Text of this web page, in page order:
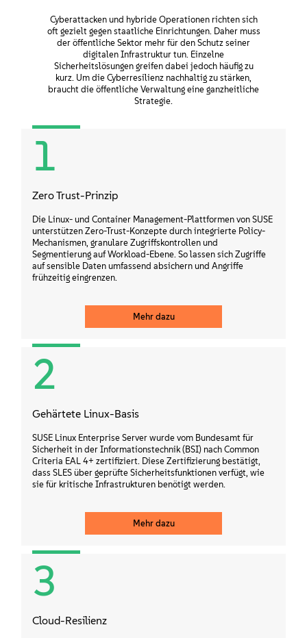
Cyberattacken und hybride Operationen richten sich
oft gezielt gegen staatliche Einrichtungen. Daher muss
der öffentliche Sektor mehr für den Schutz seiner
digitalen Infrastruktur tun. Einzelne
Sicherheitslösungen greifen dabei jedoch häufig zu
kurz. Um die Cyberresilienz nachhaltig zu stärken,
braucht die öffentliche Verwaltung eine ganzheitliche
Strategie.
1
Zero Trust-Prinzip
Die Linux- und Container Management-Plattformen von SUSE
unterstützen Zero-Trust-Konzepte durch integrierte Policy-
Mechanismen, granulare Zugriffskontrollen und
Segmentierung auf Workload-Ebene. So lassen sich Zugriffe
auf sensible Daten umfassend absichern und Angriffe
frühzeitig eingrenzen.
Mehr dazu
2
Gehärtete Linux-Basis
SUSE Linux Enterprise Server wurde vom Bundesamt für
Sicherheit in der Informationstechnik (BSI) nach Common
Criteria EAL 4+ zertifiziert. Diese Zertifizierung bestätigt,
dass SLES über geprüfte Sicherheitsfunktionen verfügt, wie
sie für kritische Infrastrukturen benötigt werden.
Mehr dazu
3
Cloud-Resilienz